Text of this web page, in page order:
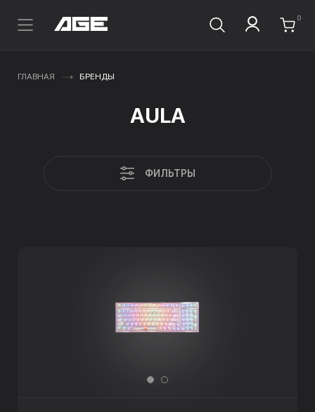
0
ГЛАВНАЯ БРЕНДЫ
AULA
ФИЛЬТРЫ